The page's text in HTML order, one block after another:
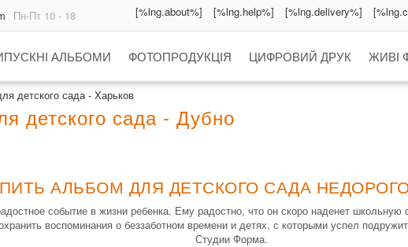
Пн-Пт 10 - 18 [%lng.about%] [%lng.help%] [%lng.delivery%]
АЛЬБОМИ ФОТОПРОДУКЦІЯ ЦИФРОВИЙ ДРУК ЖИВІ
детского сада - Харьков
детского сада - Дубно
АЛЬБОМ ДЛЯ ДЕТСКОГО САДА
событие в жизни ребенка. Ему радостно, что он скоро наденет
воспоминания о беззаботном времени и детях, с которыми успел
Студии Форма.